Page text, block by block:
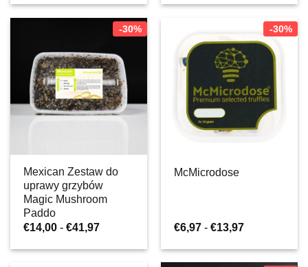
od
€14,00
€41,97
wynosiła:
€6,27.
-30%
Mexican Zestaw do
uprawy grzybów
Magic Mushroom
Paddo
€14,00 - €41,97Zakres
od
-30%
McMicrodose
€6,97 - €13,97Zakres
od
€6,97